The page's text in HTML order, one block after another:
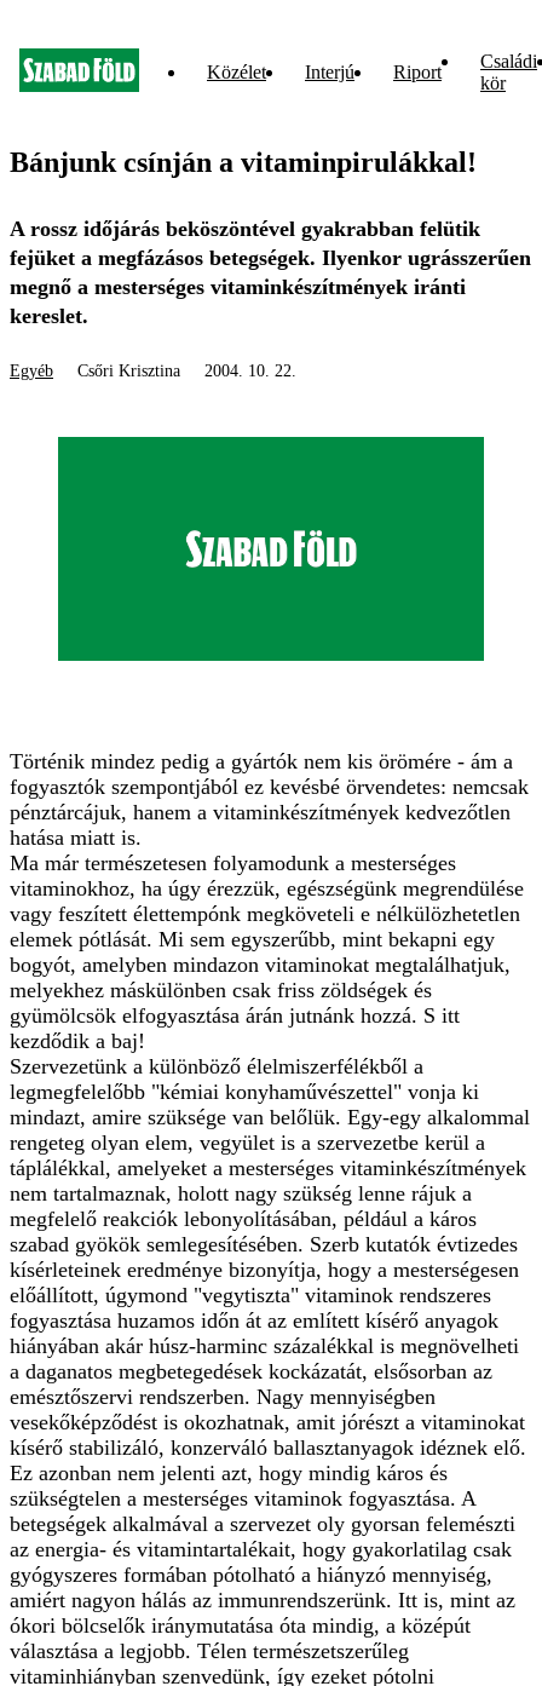
Közélet Interjú Riport
Családi
kör
Bánjunk csínján a vitaminpirulákkal!
A rossz időjárás beköszöntével gyakrabban felütik
fejüket a megfázásos betegségek. Ilyenkor ugrásszerűen
megnő a mesterséges vitaminkészítmények iránti
kereslet.
Egyéb Csőri Krisztina 2004. 10. 22.
Történik mindez pedig a gyártók nem kis örömére - ám a
fogyasztók szempontjából ez kevésbé örvendetes: nemcsak
pénztárcájuk, hanem a vitaminkészítmények kedvezőtlen
hatása miatt is.
Ma már természetesen folyamodunk a mesterséges
vitaminokhoz, ha úgy érezzük, egészségünk megrendülése
vagy feszített élettempónk megköveteli e nélkülözhetetlen
elemek pótlását. Mi sem egyszerűbb, mint bekapni egy
bogyót, amelyben mindazon vitaminokat megtalálhatjuk,
melyekhez máskülönben csak friss zöldségek és
gyümölcsök elfogyasztása árán jutnánk hozzá. S itt
kezdődik a baj!
Szervezetünk a különböző élelmiszerfélékből a
legmegfelelőbb "kémiai konyhaművészettel" vonja ki
mindazt, amire szüksége van belőlük. Egy-egy alkalommal
rengeteg olyan elem, vegyület is a szervezetbe kerül a
táplálékkal, amelyeket a mesterséges vitaminkészítmények
nem tartalmaznak, holott nagy szükség lenne rájuk a
megfelelő reakciók lebonyolításában, például a káros
szabad gyökök semlegesítésében. Szerb kutatók évtizedes
kísérleteinek eredménye bizonyítja, hogy a mesterségesen
előállított, úgymond "vegytiszta" vitaminok rendszeres
fogyasztása huzamos időn át az említett kísérő anyagok
hiányában akár húsz-harminc százalékkal is megnövelheti
a daganatos megbetegedések kockázatát, elsősorban az
emésztőszervi rendszerben. Nagy mennyiségben
vesekőképződést is okozhatnak, amit jórészt a vitaminokat
kísérő stabilizáló, konzerváló ballasztanyagok idéznek elő.
Ez azonban nem jelenti azt, hogy mindig káros és
szükségtelen a mesterséges vitaminok fogyasztása. A
betegségek alkalmával a szervezet oly gyorsan felemészti
az energia- és vitamintartalékait, hogy gyakorlatilag csak
gyógyszeres formában pótolható a hiányzó mennyiség,
amiért nagyon hálás az immunrendszerünk. Itt is, mint az
ókori bölcselők iránymutatása óta mindig, a középút
választása a legjobb. Télen természetszerűleg
vitaminhiányban szenvedünk, így ezeket pótolni